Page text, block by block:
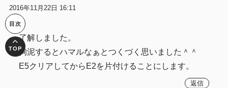
2016年11月22日 16:11
了解しました。
拘泥するとハマルなぁとつくづく思いました＾＾
E5クリアしてからE2を片付けることにします。
返信